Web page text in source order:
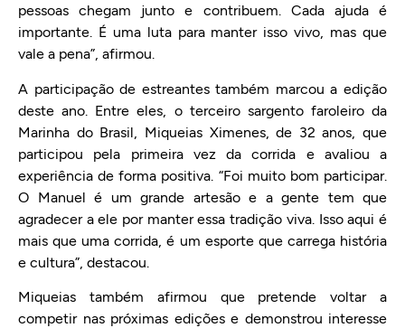
pessoas chegam junto e contribuem. Cada ajuda é
importante. É uma luta para manter isso vivo, mas que
vale a pena”, afirmou.
A participação de estreantes também marcou a edição
deste ano. Entre eles, o terceiro sargento faroleiro da
Marinha do Brasil, Miqueias Ximenes, de 32 anos, que
participou pela primeira vez da corrida e avaliou a
experiência de forma positiva. “Foi muito bom participar.
O Manuel é um grande artesão e a gente tem que
agradecer a ele por manter essa tradição viva. Isso aqui é
mais que uma corrida, é um esporte que carrega história
e cultura”, destacou.
Miqueias também afirmou que pretende voltar a
competir nas próximas edições e demonstrou interesse